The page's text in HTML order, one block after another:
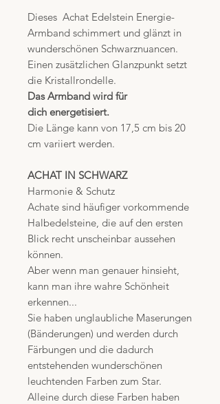
Dieses Achat Edelstein Energie-
Armband schimmert und glänzt in
wunderschönen Schwarznuancen.
Einen zusätzlichen Glanzpunkt setzt
die Kristallrondelle.
Das Armband wird für
dich energetisiert.
Die Länge kann von 17,5 cm bis 20
cm variiert werden.
ACHAT IN SCHWARZ
Harmonie & Schutz
Achate sind häufiger vorkommende
Halbedelsteine, die auf den ersten
Blick recht unscheinbar aussehen
können.
Aber wenn man genauer hinsieht,
kann man ihre wahre Schönheit
erkennen...
Sie haben unglaubliche Maserungen
(Bänderungen) und werden durch
Färbungen und die dadurch
entstehenden wunderschönen
leuchtenden Farben zum Star.
Alleine durch diese Farben haben